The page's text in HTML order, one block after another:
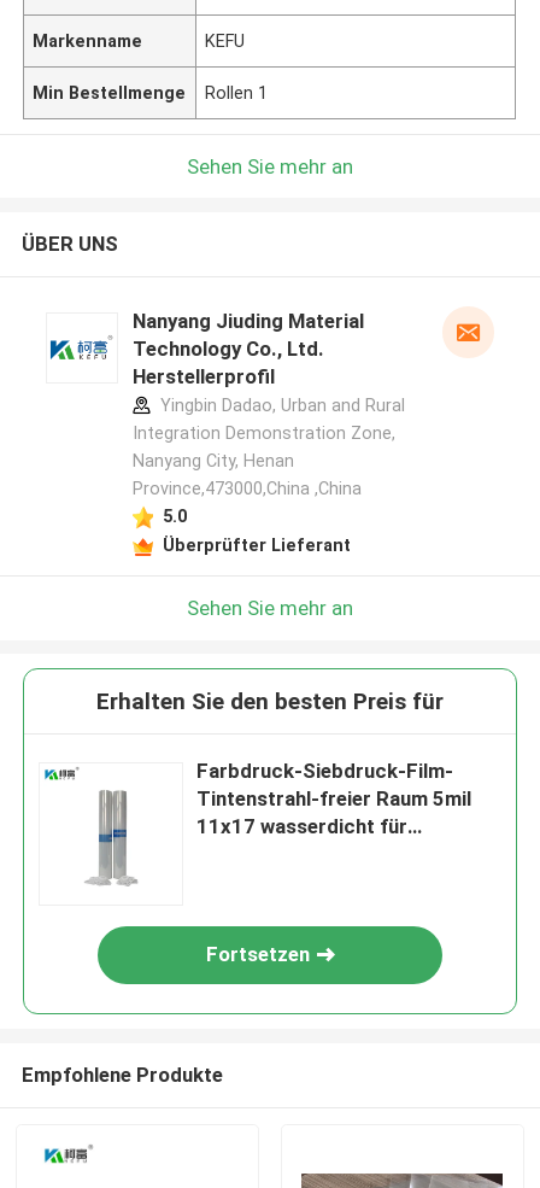
Markenname KEFU
Min Bestellmenge Rollen 1
Sehen Sie mehr an
ÜBER UNS
Nanyang Jiuding Material
Technology Co., Ltd.
Herstellerprofil
Yingbin Dadao, Urban and Rural
Integration Demonstration Zone,
Nanyang City, Henan
Province,473000,China ,China
5.0
Überprüfter Lieferant
Sehen Sie mehr an
Erhalten Sie den besten Preis für
Farbdruck-Siebdruck-Film-
Tintenstrahl-freier Raum 5mil
11x17 wasserdicht für
Fortsetzen
Empfohlene Produkte